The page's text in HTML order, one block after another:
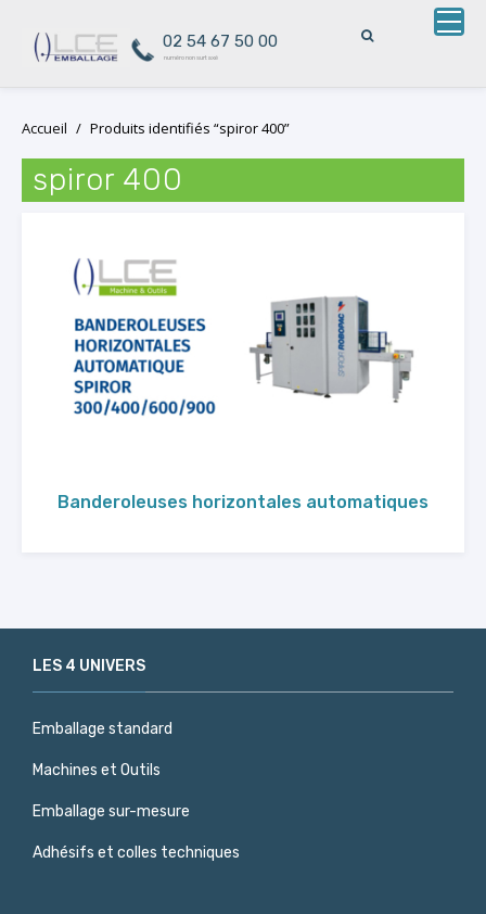
02 54 67 50 00
numéro non surtaxé
content
Accueil / Produits identifiés “spiror 400”
spiror 400
Banderoleuses horizontales automatiques
LES 4 UNIVERS
Emballage standard
Machines et Outils
Emballage sur-mesure
Adhésifs et colles techniques